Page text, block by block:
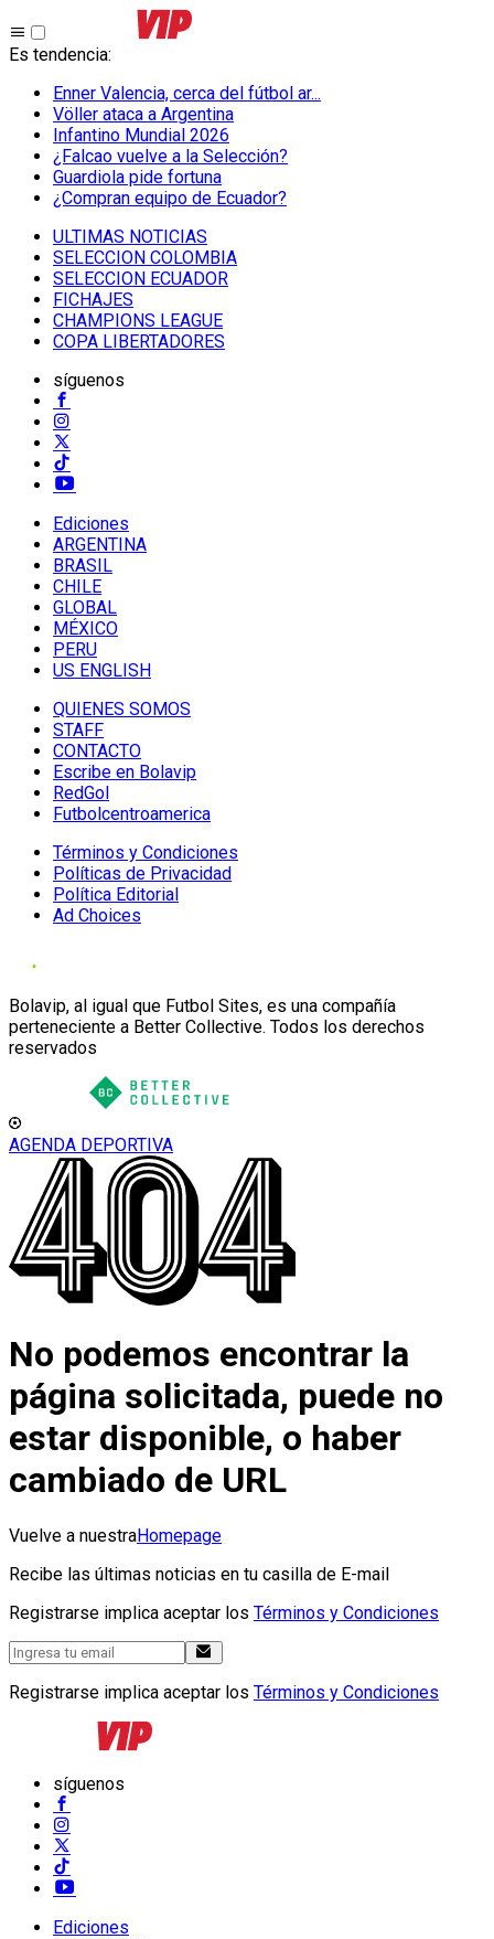
Es tendencia:
Enner Valencia, cerca del fútbol ar...
Völler ataca a Argentina
Infantino Mundial 2026
¿Falcao vuelve a la Selección?
Guardiola pide fortuna
¿Compran equipo de Ecuador?
ULTIMAS NOTICIAS
SELECCION COLOMBIA
SELECCION ECUADOR
FICHAJES
CHAMPIONS LEAGUE
COPA LIBERTADORES
síguenos
Ediciones
ARGENTINA
BRASIL
CHILE
GLOBAL
MÉXICO
PERU
US ENGLISH
QUIENES SOMOS
STAFF
CONTACTO
Escribe en Bolavip
RedGol
Futbolcentroamerica
Términos y Condiciones
Políticas de Privacidad
Política Editorial
Ad Choices
Bolavip, al igual que Futbol Sites, es una compañía
perteneciente a Better Collective. Todos los derechos
reservados
AGENDA DEPORTIVA
No podemos encontrar la
página solicitada, puede no
estar disponible, o haber
cambiado de URL
Vuelve a nuestraHomepage
Recibe las últimas noticias en tu casilla de E-mail
Registrarse implica aceptar los Términos y Condiciones
Registrarse implica aceptar los Términos y Condiciones
síguenos
Ediciones